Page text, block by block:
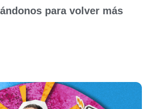
para volver más